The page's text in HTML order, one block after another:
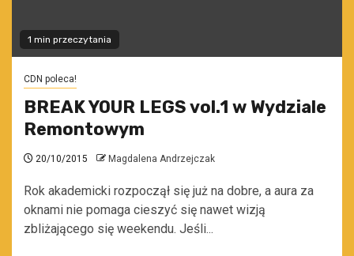
1 min przeczytania
CDN poleca!
BREAK YOUR LEGS vol.1 w Wydziale
Remontowym
20/10/2015 Magdalena Andrzejczak
Rok akademicki rozpoczął się już na dobre, a aura za
oknami nie pomaga cieszyć się nawet wizją
zbliżającego się weekendu. Jeśli...